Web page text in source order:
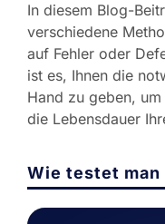
In diesem Blog-
verschiedene
auf Fehler oder
ist es, Ihnen die
Hand zu geben,
die Lebensdauer
Wie testet man